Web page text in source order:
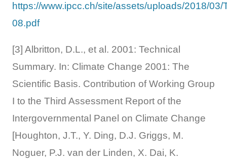
https://www.ipcc.ch/site/assets/uploads/2018/03/
08.pdf
[3] Albritton, D.L., et al. 2001: Technical
Summary. In: Climate Change 2001: The
Scientific Basis. Contribution of Working Group
I to the Third Assessment Report of the
Intergovernmental Panel on Climate Change
[Houghton, J.T., Y. Ding, D.J. Griggs, M.
Noguer, P.J. van der Linden, X. Dai, K.